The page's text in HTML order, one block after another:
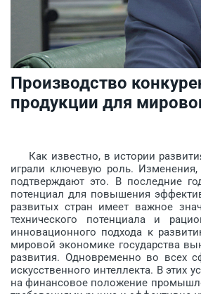
Производство
продукции для
Как известно, в истории
играли ключевую роль.
подтверждают это. В последние
потенциал для повышения
развитых стран имеет важное
технического потенциала и
инновационного подхода к
мировой экономике государства
развития. Одно­временно во всех
искусственного интеллекта. В
на финансовое положение